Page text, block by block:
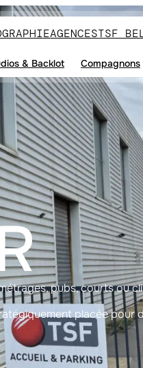
AGENCESTSF
& Backlot Compagnons
pubs, courts ou
placée